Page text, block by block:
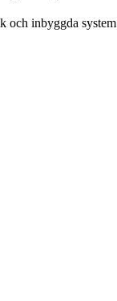
och inbyggda system